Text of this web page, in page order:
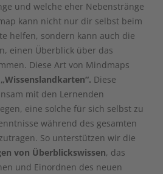
und welche eher Nebenstränge
kann nicht nur dir selbst beim
helfen, sondern kann auch die
einen Überblick über das
Diese Art von Mindmaps
„Wissenslandkarten“. Diese
mit den Lernenden
eine solche für sich selbst zu
während des gesamten
So unterstützen wir die
von Überblickswissen, das
und Einordnen des neuen